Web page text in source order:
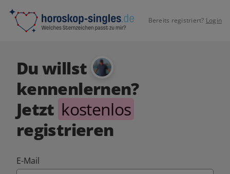
Bereits registriert? Login
Du willst
kennenlernen?
Jetzt kostenlos
registrieren
E-Mail